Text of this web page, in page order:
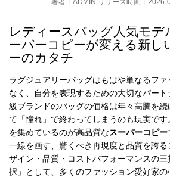
登
録
管
理
せ
ー
ム
バ
ッ
グ
通
販
著者：ADMIN リリース時間：2026-
レディースバッグ人気モデ
ーパーコピーが変える新し
ーのカタチ
ラグジュアリーバッグはもはや単なるフ
なく、自分を表現するための大切なパー
級ブランドのバッグの価格は年々高騰を
て「憧れ」で終わってしまうのも現実です
を集めているのが高品質なスーパーコピー
一線を画す、驚くべき再現度と品質を誇
ザイン・品質・コストパフォーマンスの
択」として、多くのファッション愛好家